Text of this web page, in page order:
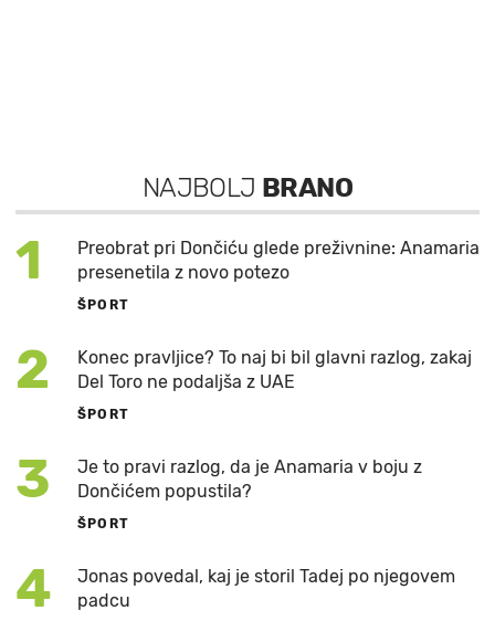
NAJBOLJ BRANO
1
Preobrat pri Dončiću glede preživnine: Anamaria
presenetila z novo potezo
ŠPORT
2
Konec pravljice? To naj bi bil glavni razlog, zakaj
Del Toro ne podaljša z UAE
ŠPORT
3
Je to pravi razlog, da je Anamaria v boju z
Dončićem popustila?
ŠPORT
4
Jonas povedal, kaj je storil Tadej po njegovem
padcu